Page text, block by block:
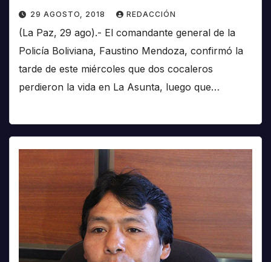
29 AGOSTO, 2018 REDACCIÓN
(La Paz, 29 ago).- El comandante general de la
Policía Boliviana, Faustino Mendoza, confirmó la
tarde de este miércoles que dos cocaleros
perdieron la vida en La Asunta, luego que…